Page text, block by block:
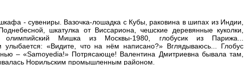
- сувениры. Вазочка-лошадка с Кубы, раковина в шипах из Индии,
шкатулка от Виссариона, чешские деревянные куколки,
олимпийский Мишка из Москвы-1980, глобусик из Парижа...
улыбается: «Видите, что на нём написано?» Вглядываюсь... Глобус
– «Samoyedia!» Потрясающе! Валентина Дмитриевна бывала там,
Норильским промышленным районом.